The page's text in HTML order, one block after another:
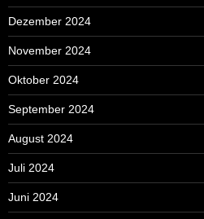
Dezember 2024
November 2024
Oktober 2024
September 2024
August 2024
Juli 2024
Juni 2024